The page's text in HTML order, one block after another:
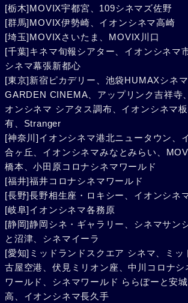
[栃木]MOVIX宇都宮、109シネマズ佐野
[群馬]MOVIX伊勢崎、イオンシネマ高崎
[埼玉]MOVIXさいたま、MOVIX川口
[千葉]キネマ旬報シアター、イオンシネマ
シネマ幕張新都心
[東京]新宿ピカデリー、池袋HUMAXシネ
GARDEN CINEMA、アップリンク吉祥寺
オンシネマ シアタス調布、イオンシネマ
有、Stranger
[神奈川]イオンシネマ港北ニュータウン、
合ヶ丘、イオンシネマみなとみらい、
橋本、小田原コロナシネマワールド
[福井]福井コロナシネマワールド
[長野]長野相生座・ロキシー、イオンシネ
[岐阜]イオンシネマ各務原
[静岡]静岡シネ・ギャラリー、シネマサン
と沼津、シネマイーラ
[愛知]ミッドランドスクエア シネマ、ミッ
古屋空港、伏見ミリオン座、中川コロナシ
ワールド、シネマワールド ららぽーと安
高、イオンシネマ長久手